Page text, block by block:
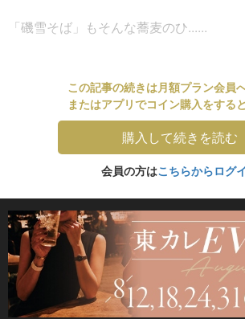
「磯雪そば」もそんな蕎麦のひ......
この記事の続きは月額プラン会員へ
またはアプリでコイン購入をする
購入して続きを読む
会員の方はこちらからログ